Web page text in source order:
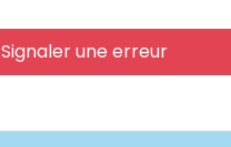
Signaler une erreur